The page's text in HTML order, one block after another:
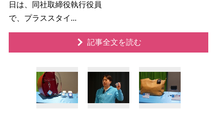
日は、同社取締役執行役員
で、プラススタイ...
記事全文を読む